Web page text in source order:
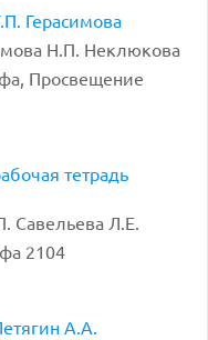
Герасимова
Н.П. Неклюкова
Просвещение
тетрадь
Савельева Л.Е.
2104
А.А.